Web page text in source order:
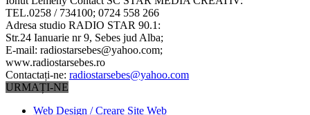
TEL.0258 / 734100; 0724 558 266
Adresa studio RADIO STAR 90.1:
Str.24 Ianuarie nr 9, Sebes jud Alba;
E-mail: radiostarsebes@yahoo.com;
www.radiostarsebes.ro
Contactați-ne: radiostarsebes@yahoo.com
URMAȚI-NE
Web Design / Creare Site Web